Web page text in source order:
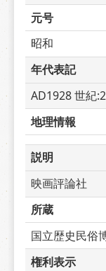
元号
昭和
年代表記
AD1928 世紀
地理情報
説明
映画評論社　
所蔵
国立歴史民俗
権利表示